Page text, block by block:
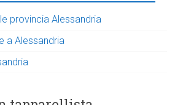
provincia Alessandria
a Alessandria